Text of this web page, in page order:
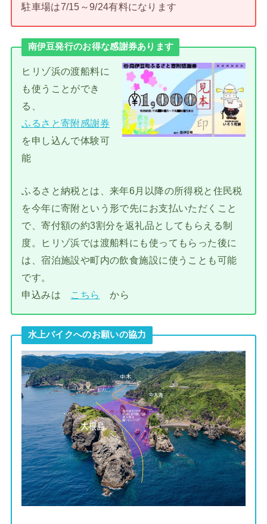
駐車場は7/15～9/24有料になります
南伊豆発行のお得な感謝券あります
ヒリゾ浜の渡船料に
も使うことができ
る、
ふるさと寄附感謝券
を申し込んで体験可
能
ふるさと納税とは、来年6月以降の所得税と住民税
を今年に寄附という形で先にお支払いただくこと
で、寄付額の約3割分を返礼品としてもらえる制
度。ヒリゾ浜では渡船料にも使ってもらった後に
は、宿泊施設や町内の飲食施設に使うことも可能
です。
申込みは こちら から
水上バイクへのお願いの協力